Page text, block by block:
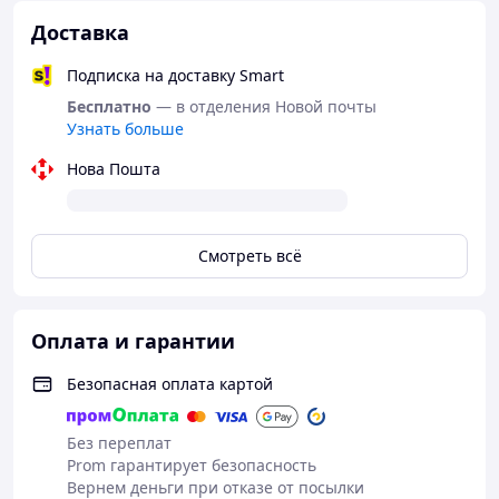
Доставка
Подписка на доставку Smart
Бесплатно — в отделения Новой почты
Узнать больше
Нова Пошта
Смотреть всё
Оплата и гарантии
Безопасная оплата картой
Без переплат
Prom гарантирует безопасность
Вернем деньги при отказе от посылки